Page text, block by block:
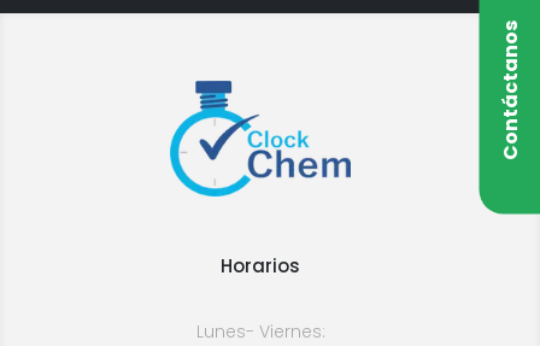
Contáctanos
Horarios
Lunes- Viernes: